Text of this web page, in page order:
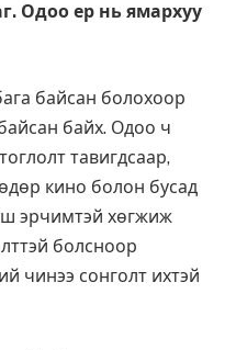
Одоо ер нь ямархуу
байсан болохоор
байх. Одоо ч
тавигдсаар,
кино болон бусад
эрчимтэй хөгжиж
болсноор
чинээ сонголт ихтэй